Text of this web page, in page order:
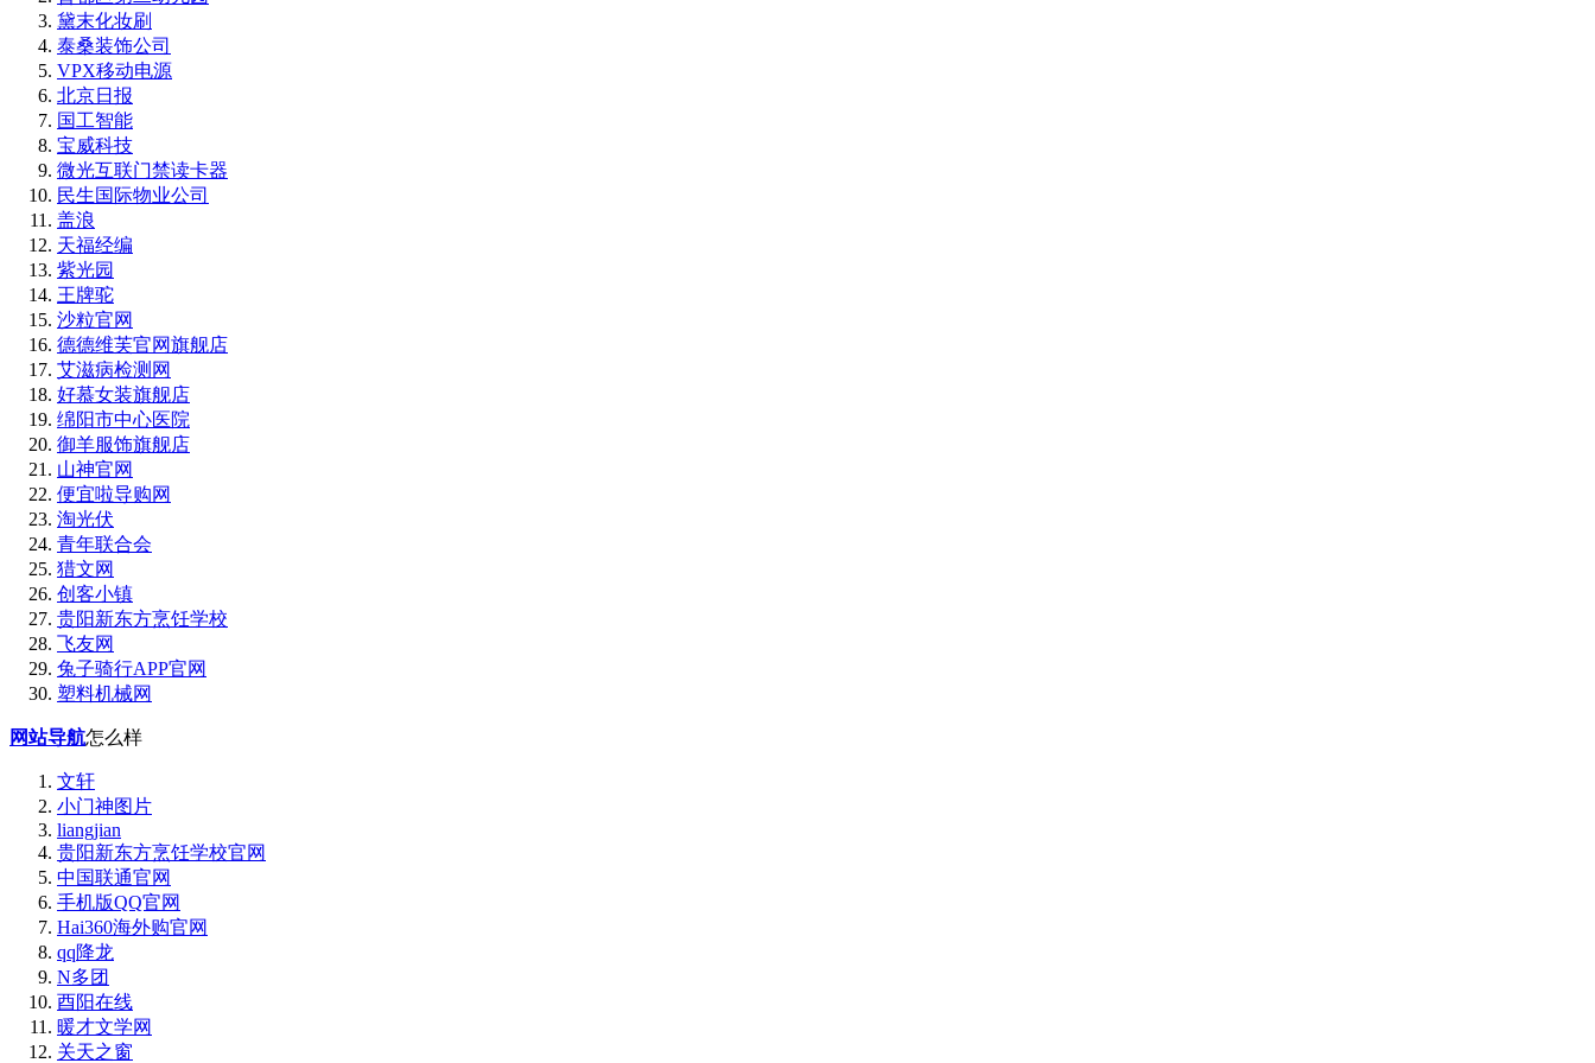
黛末化妆刷
泰桑装饰公司
VPX移动电源
北京日报
国工智能
宝威科技
微光互联门禁读卡器
民生国际物业公司
盖浪
天福经编
紫光园
王牌驼
沙粒官网
德德维芙官网旗舰店
艾滋病检测网
好慕女装旗舰店
绵阳市中心医院
御羊服饰旗舰店
山神官网
便宜啦导购网
淘光伏
青年联合会
猎文网
创客小镇
贵阳新东方烹饪学校
飞友网
兔子骑行APP官网
塑料机械网
网站导航怎么样
文轩
小门神图片
liangjian
贵阳新东方烹饪学校官网
中国联通官网
手机版QQ官网
Hai360海外购官网
qq降龙
N多团
酉阳在线
暖才文学网
关天之窗